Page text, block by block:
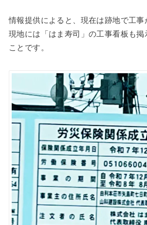
情報提供によると、現在は跡地で工事
現地には「はま寿司」の工事看板も
ことです。